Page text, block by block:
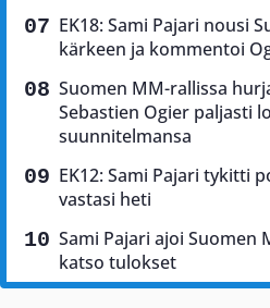
EK18: Sami Pajari nousi
kärkeen ja kommentoi
Suomen MM-rallissa
Sebastien Ogier paljasti
suunnitelmansa
EK12: Sami Pajari tykitti
vastasi heti
Sami Pajari ajoi Suomen
katso tulokset